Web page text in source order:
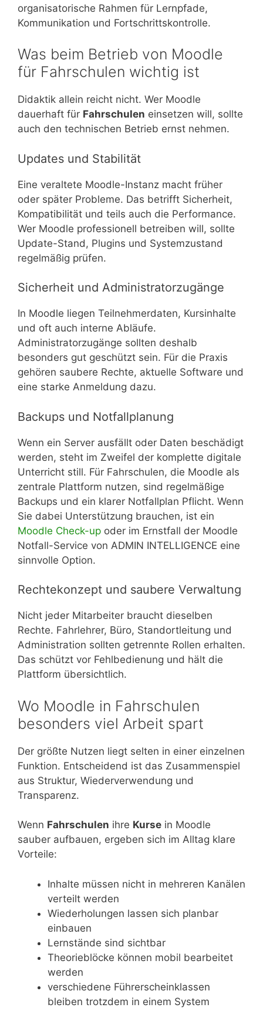
organisatorische Rahmen für Lernpfade,
Kommunikation und Fortschrittskontrolle.
Was beim Betrieb von Moodle
für Fahrschulen wichtig ist
Didaktik allein reicht nicht. Wer Moodle
dauerhaft für Fahrschulen einsetzen will, sollte
auch den technischen Betrieb ernst nehmen.
Updates und Stabilität
Eine veraltete Moodle-Instanz macht früher
oder später Probleme. Das betrifft Sicherheit,
Kompatibilität und teils auch die Performance.
Wer Moodle professionell betreiben will, sollte
Update-Stand, Plugins und Systemzustand
regelmäßig prüfen.
Sicherheit und Administratorzugänge
In Moodle liegen Teilnehmerdaten, Kursinhalte
und oft auch interne Abläufe.
Administratorzugänge sollten deshalb
besonders gut geschützt sein. Für die Praxis
gehören saubere Rechte, aktuelle Software und
eine starke Anmeldung dazu.
Backups und Notfallplanung
Wenn ein Server ausfällt oder Daten beschädigt
werden, steht im Zweifel der komplette digitale
Unterricht still. Für Fahrschulen, die Moodle als
zentrale Plattform nutzen, sind regelmäßige
Backups und ein klarer Notfallplan Pflicht. Wenn
Sie dabei Unterstützung brauchen, ist ein
Moodle Check-up oder im Ernstfall der Moodle
Notfall-Service von ADMIN INTELLIGENCE eine
sinnvolle Option.
Rechtekonzept und saubere Verwaltung
Nicht jeder Mitarbeiter braucht dieselben
Rechte. Fahrlehrer, Büro, Standortleitung und
Administration sollten getrennte Rollen erhalten.
Das schützt vor Fehlbedienung und hält die
Plattform übersichtlich.
Wo Moodle in Fahrschulen
besonders viel Arbeit spart
Der größte Nutzen liegt selten in einer einzelnen
Funktion. Entscheidend ist das Zusammenspiel
aus Struktur, Wiederverwendung und
Transparenz.
Wenn Fahrschulen ihre Kurse in Moodle
sauber aufbauen, ergeben sich im Alltag klare
Vorteile:
Inhalte müssen nicht in mehreren Kanälen
verteilt werden
Wiederholungen lassen sich planbar
einbauen
Lernstände sind sichtbar
Theorieblöcke können mobil bearbeitet
werden
verschiedene Führerscheinklassen
bleiben trotzdem in einem System